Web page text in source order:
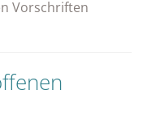
Vorschriften